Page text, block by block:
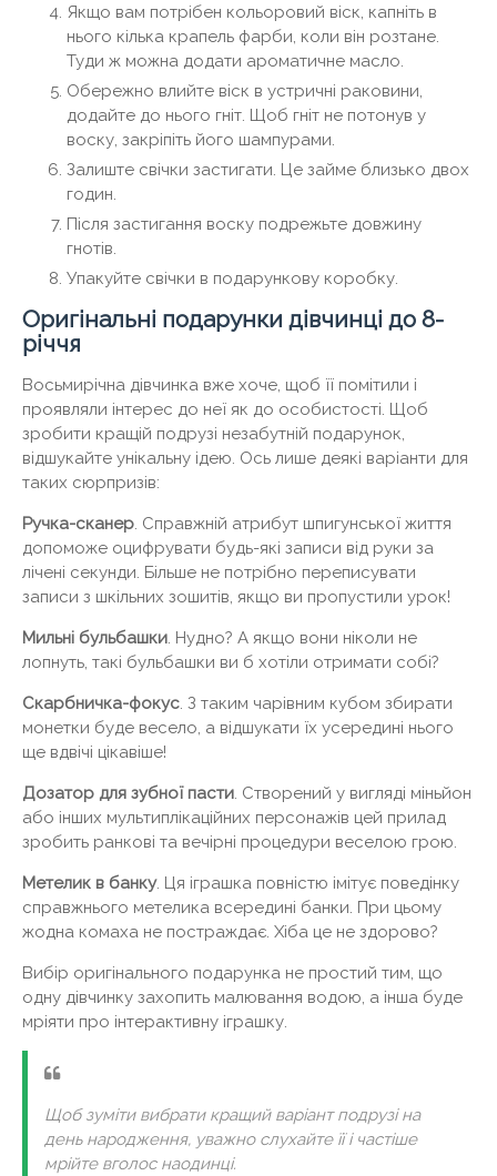
Якщо вам потрібен кольоровий віск, капніть в
нього кілька крапель фарби, коли він розтане.
Туди ж можна додати ароматичне масло.
Обережно влийте віск в устричні раковини,
додайте до нього гніт. Щоб гніт не потонув у
воску, закріпіть його шампурами.
Залиште свічки застигати. Це займе близько двох
годин.
Після застигання воску подрежьте довжину
гнотів.
Упакуйте свічки в подарункову коробку.
Оригінальні подарунки дівчинці до 8-
річчя
Восьмирічна дівчинка вже хоче, щоб її помітили і
проявляли інтерес до неї як до особистості. Щоб
зробити кращій подрузі незабутній подарунок,
відшукайте унікальну ідею. Ось лише деякі варіанти для
таких сюрпризів:
Ручка-сканер. Справжній атрибут шпигунської життя
допоможе оцифрувати будь-які записи від руки за
лічені секунди. Більше не потрібно переписувати
записи з шкільних зошитів, якщо ви пропустили урок!
Мильні бульбашки. Нудно? А якщо вони ніколи не
лопнуть, такі бульбашки ви б хотіли отримати собі?
Скарбничка-фокус. З таким чарівним кубом збирати
монетки буде весело, а відшукати їх усередині нього
ще вдвічі цікавіше!
Дозатор для зубної пасти. Створений у вигляді міньйон
або інших мультиплікаційних персонажів цей прилад
зробить ранкові та вечірні процедури веселою грою.
Метелик в банку. Ця іграшка повністю імітує поведінку
справжнього метелика всередині банки. При цьому
жодна комаха не постраждає. Хіба це не здорово?
Вибір оригінального подарунка не простий тим, що
одну дівчинку захопить малювання водою, а інша буде
мріяти про інтерактивну іграшку.
Щоб зуміти вибрати кращий варіант подрузі на
день народження, уважно слухайте її і частіше
мрійте вголос наодинці.